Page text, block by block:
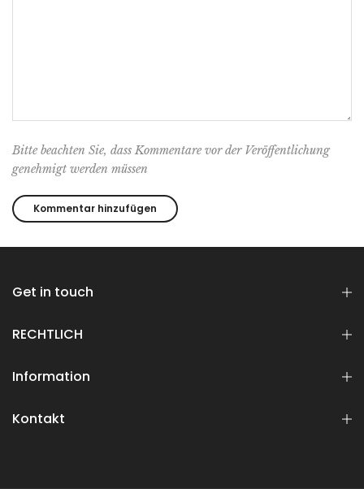
Bitte beachten Sie, dass Kommentare vor der Veröffentlichung
genehmigt werden müssen
Get in touch
RECHTLICH
Information
Kontakt